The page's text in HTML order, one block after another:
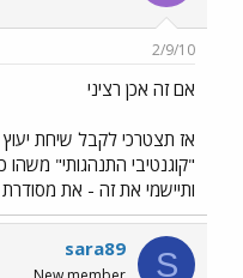
2/9/10
אם זה אכן רציני
אז תצטרכי לקבל שיחת
"קוגנטיבי התנהגותי"
ותיישמי את זה - את
S
sara89